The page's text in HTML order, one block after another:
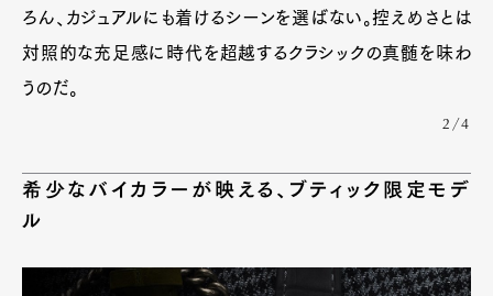
ろん、カジュアルにも着けるシーンを選ばない。控えめさとは
対照的な充足感に時代を超越するクラシックの真髄を味わ
うのだ。
2/4
希少なバイカラーが映える、ブティック限定モデ
ル